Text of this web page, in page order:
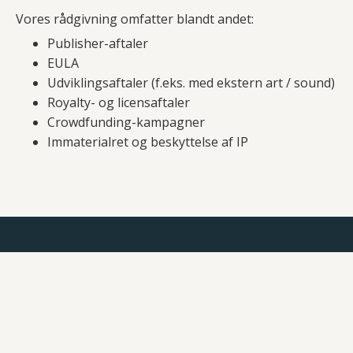
Vores rådgivning omfatter blandt andet:
Publisher-aftaler
EULA
Udviklingsaftaler (f.eks. med ekstern art / sound)
Royalty- og licensaftaler
Crowdfunding-kampagner
Immaterialret og beskyttelse af IP